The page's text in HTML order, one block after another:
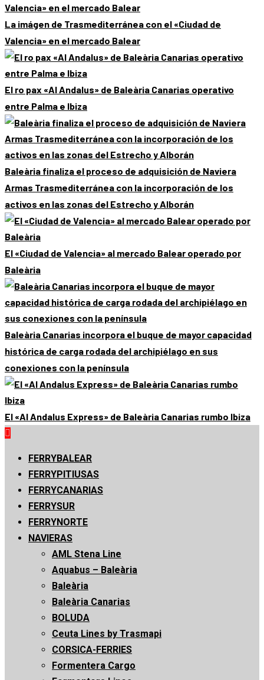
La imágen de Trasmediterránea con el «Ciudad de
Valencia» en el mercado Balear
El ro pax «Al Andalus» de Baleària Canarias operativo
entre Palma e Ibiza
Baleària finaliza el proceso de adquisición de Naviera
Armas Trasmediterránea con la incorporación de los
activos en las zonas del Estrecho y Alborán
El «Ciudad de Valencia» al mercado Balear operado por
Baleària
Baleària Canarias incorpora el buque de mayor capacidad
histórica de carga rodada del archipiélago en sus
conexiones con la península
El «Al Andalus Express» de Baleària Canarias rumbo Ibiza
FERRYBALEAR
FERRYPITIUSAS
FERRYCANARIAS
FERRYSUR
FERRYNORTE
NAVIERAS
AML Stena Line
Aquabus – Baleària
Baleària
Baleària Canarias
BOLUDA
Ceuta Lines by Trasmapi
CORSICA-FERRIES
Formentera Cargo